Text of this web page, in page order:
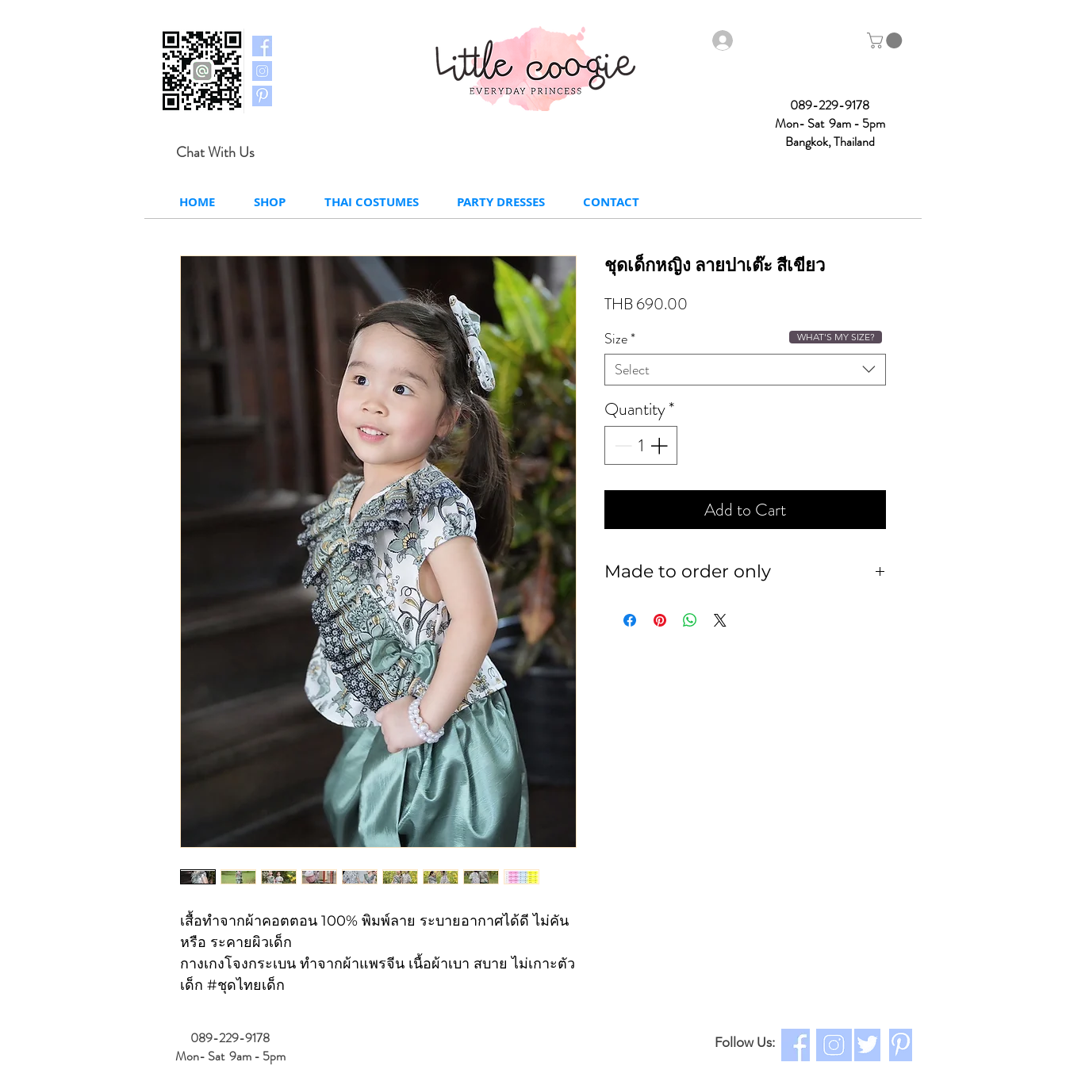
Chat With Us
089-229-9178
Mon- Sat 9am - 5pm
Bangkok, Thailand
HOME SHOP THAI COSTUMES PARTY DRESSES CONTACT
เสื้อทำจากผ้าคอตตอน 100% พิมพ์ลาย ระบายอากาศได้ดี ไม่คัน
หรือ ระคายผิวเด็ก
กางเกงโจงกระเบน ทำจากผ้าแพรจีน เนื้อผ้าเบา สบาย ไม่เกาะตัว
เด็ก #ชุดไทยเด็ก
ชุดเด็กหญิง ลายปาเต๊ะ สีเขียว
THB 690.00
Size*
Select
Quantity*
Add to Cart
Made to order only
รับคืน ในทุกกรณี
WHAT'S MY SIZE?
089-229-9178
Mon- Sat 9am - 5pm
Follow Us: